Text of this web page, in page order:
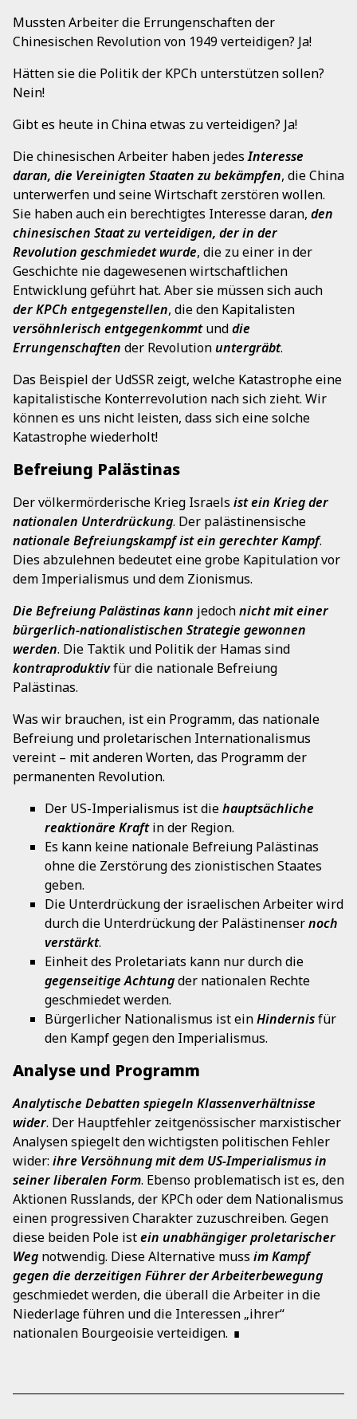
Mussten Arbeiter die Errungenschaften der
Chinesischen Revolution von 1949 verteidigen? Ja!
Hätten sie die Politik der KPCh unterstützen sollen?
Nein!
Gibt es heute in China etwas zu verteidigen? Ja!
Die chinesischen Arbeiter haben jedesInteresse
daran, die Vereinigten Staaten zu bekämpfen, die China
unterwerfen und seine Wirtschaft zerstören wollen.
Sie haben auch ein berechtigtes Interesse daran, den
chinesischen Staat zu verteidigen, der in der
Revolution geschmiedet wurde, die zu einer in der
Geschichte nie dagewesenen wirtschaftlichen
Entwicklung geführt hat. Aber sie müssen sich auch
der KPCh entgegenstellen, die den Kapitalisten
versöhnlerisch entgegenkommtunddie
Errungenschaften der Revolutionuntergräbt.
Das Beispiel der UdSSR zeigt, welche Katastrophe eine
kapitalistische Konterrevolution nach sich zieht. Wir
können es uns nicht leisten, dass sich eine solche
Katastrophe wiederholt!
Befreiung Palästinas
Der völkermörderische Krieg Israels ist ein Krieg der
nationalen Unterdrückung. Der palästinensische
nationale Befreiungskampfist ein gerechter Kampf.
Dies abzulehnen bedeutet eine grobe Kapitulation vor
dem Imperialismus und dem Zionismus.
Die Befreiung Palästinas kann jedochnicht mit einer
bürgerlich-nationalistischen Strategie gewonnen
werden. Die Taktik und Politik der Hamas sind
kontraproduktivfür die nationale Befreiung
Palästinas.
Was wir brauchen, ist ein Programm, das nationale
Befreiung und proletarischen Internationalismus
vereint – mit anderen Worten, das Programm der
permanenten Revolution.
Der US-Imperialismus ist diehauptsächliche
reaktionäre Kraftin der Region.
Es kann keine nationale Befreiung Palästinas
ohne die Zerstörung des zionistischen Staates
geben.
Die Unterdrückung der israelischen Arbeiter wird
durch die Unterdrückung der Palästinensernoch
verstärkt.
Einheit des Proletariats kann nur durch die
gegenseitige Achtungder nationalen Rechte
geschmiedet werden.
Bürgerlicher Nationalismus ist einHindernisfür
den Kampf gegen den Imperialismus.
Analyse und Programm
Analytische Debatten spiegeln Klassenverhältnisse
wider. Der Hauptfehler zeitgenössischer marxistischer
Analysen spiegelt den wichtigsten politischen Fehler
wider: ihre Versöhnung mit dem US-Imperialismus in
seiner liberalen Form. Ebenso problematisch ist es, den
Aktionen Russlands, der KPCh oder dem Nationalismus
einen progressiven Charakter zuzuschreiben. Gegen
diese beiden Pole istein unabhängiger proletarischer
Weg notwendig. Diese Alternative muss im Kampf
gegen die derzeitigen Führer der Arbeiterbewegung
geschmiedet werden, die überall die Arbeiter in die
Niederlage führen und die Interessen „ihrer“
nationalen Bourgeoisie verteidigen.